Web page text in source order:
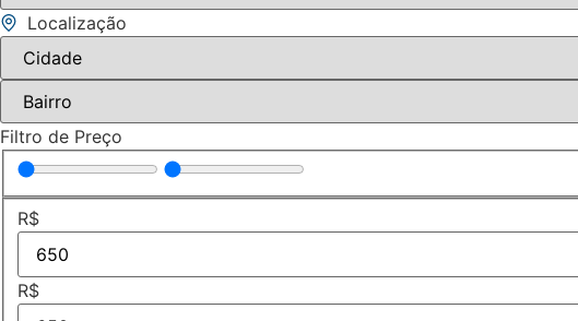
Localização
Filtro de Preço
R$
R$